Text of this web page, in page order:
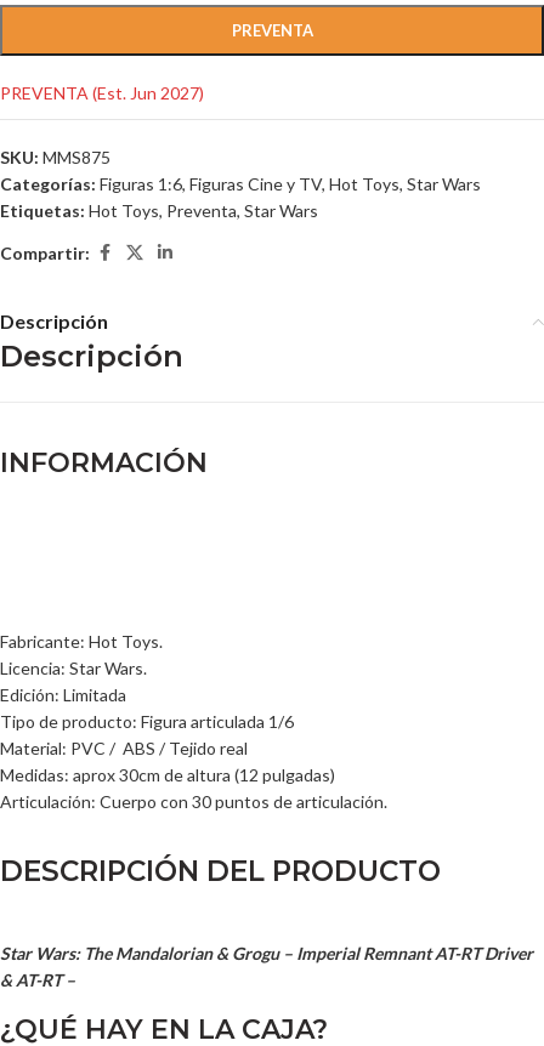
PREVENTA
PREVENTA (Est. Jun 2027)
SKU: MMS875
Categorías: Figuras 1:6, Figuras Cine y TV, Hot Toys, Star Wars
Etiquetas: Hot Toys, Preventa, Star Wars
Compartir:
Descripción
Descripción
INFORMACIÓN
Fabricante: Hot Toys.
Licencia: Star Wars.
Edición: Limitada
Tipo de producto: Figura articulada 1/6
Material: PVC / ABS / Tejido real
Medidas: aprox 30cm de altura (12 pulgadas)
Articulación: Cuerpo con 30 puntos de articulación.
DESCRIPCIÓN DEL PRODUCTO
Star Wars: The Mandalorian & Grogu – Imperial Remnant AT-RT Driver
& AT-RT –
¿QUÉ HAY EN LA CAJA?